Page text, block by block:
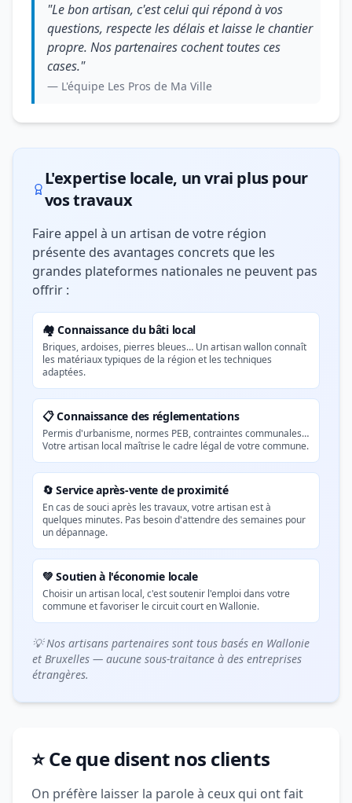
"Le bon artisan, c'est celui qui répond à vos
questions, respecte les délais et laisse le chantier
propre. Nos partenaires cochent toutes ces
cases."
— L'équipe Les Pros de Ma Ville
L'expertise locale, un vrai plus pour
vos travaux
Faire appel à un artisan de votre région
présente des avantages concrets que les
grandes plateformes nationales ne peuvent pas
offrir :
🏘️ Connaissance du bâti local
Briques, ardoises, pierres bleues… Un artisan wallon connaît
les matériaux typiques de la région et les techniques
adaptées.
📋 Connaissance des réglementations
Permis d'urbanisme, normes PEB, contraintes communales…
Votre artisan local maîtrise le cadre légal de votre commune.
🔄 Service après-vente de proximité
En cas de souci après les travaux, votre artisan est à
quelques minutes. Pas besoin d'attendre des semaines pour
un dépannage.
💚 Soutien à l'économie locale
Choisir un artisan local, c'est soutenir l'emploi dans votre
commune et favoriser le circuit court en Wallonie.
💡 Nos artisans partenaires sont tous basés en Wallonie
et Bruxelles — aucune sous-traitance à des entreprises
étrangères.
⭐ Ce que disent nos clients
On préfère laisser la parole à ceux qui ont fait